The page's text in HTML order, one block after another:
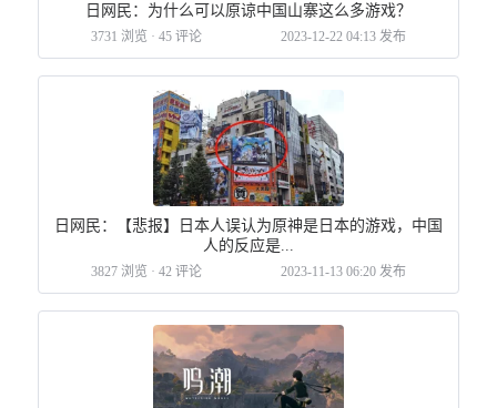
日网民：为什么可以原谅中国山寨这么多游戏？
2023-12-22 04:13 发布
3731 浏览 ·45 评论
日网民：【悲报】日本人误认为原神是日本的游戏，中国
人的反应是...
2023-11-13 06:20 发布
3827 浏览 ·42 评论